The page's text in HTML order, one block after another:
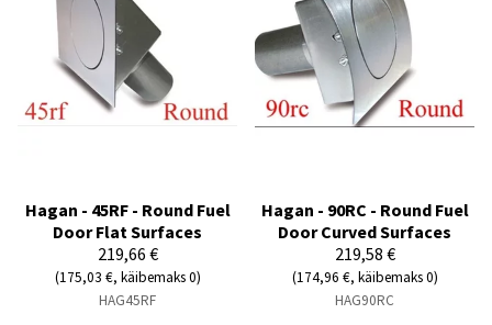
Hagan - 45RF - Round Fuel
Door Flat Surfaces
219,66 €
(175,03 €, käibemaks 0)
HAG45RF
Hagan - 90RC - Round Fuel
Door Curved Surfaces
219,58 €
(174,96 €, käibemaks 0)
HAG90RC